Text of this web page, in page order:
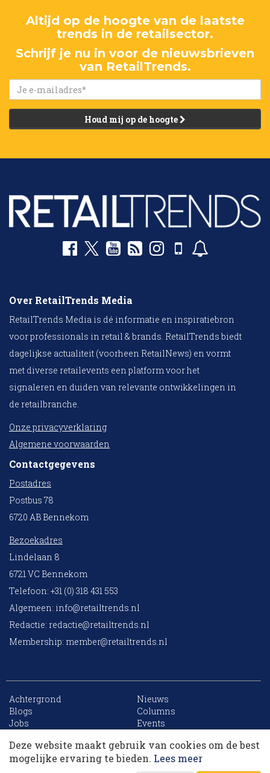
Altijd op de hoogte van de laatste
trends in de retailsector.
Schrijf je nu in voor de nieuwsbrieven
van RetailTrends.
Houd mij op de hoogte
Over RetailTrends Media
RetailTrends Media is dé informatie en inspiratiebron
voor professionals in retail & brands. RetailTrends biedt
dagelijkse actualiteit (voorheen RetailNews) en vormt
met diverse retailevents een platform voor het
signaleren en duiden van relevante ontwikkelingen in
de retailbranche.
Onze privacyverklaring
Algemene voorwaarden
Contactgegevens
Postadres
Postbus 78
6720 AB Bennekom
Bezoekadres
Lindelaan 8
6721 VC Bennekom
Telefoon: +31 (0) 318 431 553
Algemeen: info@retailtrends.nl
Redactie: redactie@retailtrends.nl
Membership: member@retailtrends.nl
Achtergrond
Nieuws
Blogs
Columns
Jobs
Events
Archief
Sitemap
Deze website maakt gebruik van cookies om de best
mogelijke ervaring te bieden. Lees meer
10 collega’s
Korting op events